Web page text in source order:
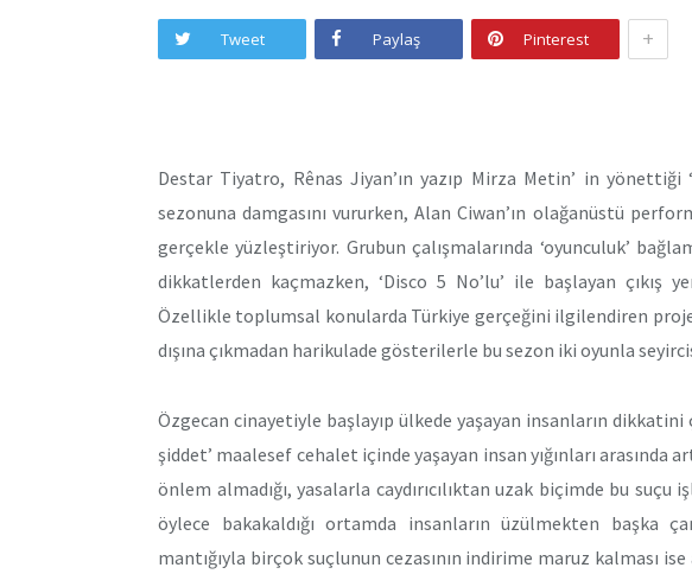
Tweet Paylaş Pinterest +
Destar Tiyatro, Rênas Jiyan’ın yazıp Mirza Metin’ in yönettiği
sezonuna damgasını vururken, Alan Ciwan’ın olağanüstü
gerçekle yüzleştiriyor. Grubun çalışmalarında ‘oyunculuk’
dikkatlerden kaçmazken, ‘Disco 5 No’lu’ ile başlayan çıkış
Özellikle toplumsal konularda Türkiye gerçeğini ilgilendiren
dışına çıkmadan harikulade gösterilerle bu sezon iki oyunla
Özgecan cinayetiyle başlayıp ülkede yaşayan insanların dikkatini
şiddet’ maalesef cehalet içinde yaşayan insan yığınları arasında
önlem almadığı, yasalarla caydırıcılıktan uzak biçimde bu
öylece bakakaldığı ortamda insanların üzülmekten başka
mantığıyla birçok suçlunun cezasının indirime maruz kalması